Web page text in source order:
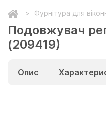
Фурнітура для
Подовжувач
(209419)
Опис